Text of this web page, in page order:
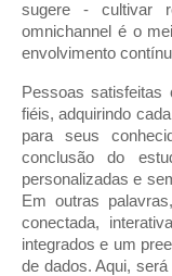
sugere - cultivar
omnichannel é o
envolvimento
Pessoas
fiéis, adquirindo
para seus
conclusão do
personalizadas e
Em outras
conectada,
integrados e um
de dados. Aqui,